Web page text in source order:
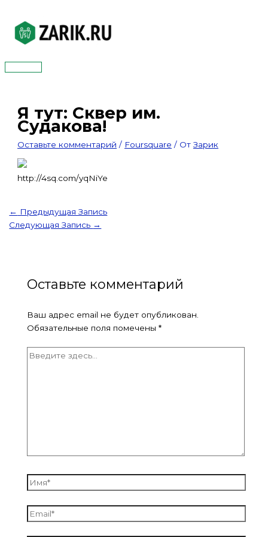
содержимому
Главное
Я тут: Сквер им.
Судакова!
Оставьте комментарий / Foursquare / ОтЗарик
http://4sq.com/yqNiYe
← Предыдущая Запись
Следующая Запись →
Оставьте комментарий
Ваш адрес email не будет опубликован.
Обязательные поля помечены *
Введите
Имя*
Email*